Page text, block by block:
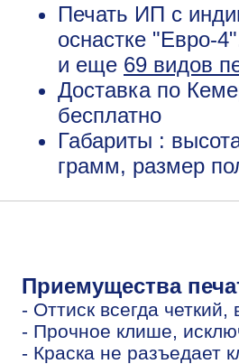
Печать ИП с
оснастке "Евро-
и еще 69 видов
Доставка по
бесплатно
Габариты :
грамм, размер
Приемущества
- Оттиск всегда
- Прочное клише,
- Краска не разъедает